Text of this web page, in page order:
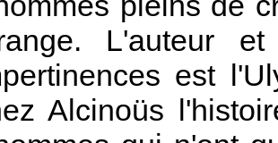
L'auteur
est
Alcinoüs